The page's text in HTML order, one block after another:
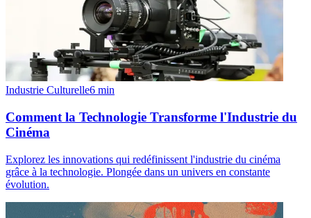
Industrie Culturelle6 min
Comment la Technologie Transforme l'Industrie du
Cinéma
Explorez les innovations qui redéfinissent l'industrie du cinéma
grâce à la technologie. Plongée dans un univers en constante
évolution.